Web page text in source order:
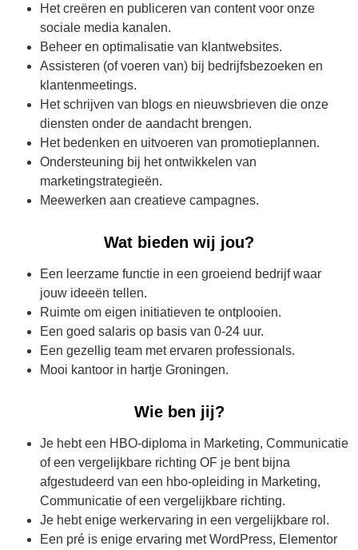
Het creëren en publiceren van content voor onze
sociale media kanalen.
Beheer en optimalisatie van klantwebsites.
Assisteren (of voeren van) bij bedrijfsbezoeken en
klantenmeetings.
Het schrijven van blogs en nieuwsbrieven die onze
diensten onder de aandacht brengen.
Het bedenken en uitvoeren van promotieplannen.
Ondersteuning bij het ontwikkelen van
marketingstrategieën.
Meewerken aan creatieve campagnes.
Wat bieden wij jou?
Een leerzame functie in een groeiend bedrijf waar
jouw ideeën tellen.
Ruimte om eigen initiatieven te ontplooien.
Een goed salaris op basis van 0-24 uur.
Een gezellig team met ervaren professionals.
Mooi kantoor in hartje Groningen.
Wie ben jij?
Je hebt een HBO-diploma in Marketing, Communicatie
of een vergelijkbare richting OF je bent bijna
afgestudeerd van een hbo-opleiding in Marketing,
Communicatie of een vergelijkbare richting.
Je hebt enige werkervaring in een vergelijkbare rol.
Een pré is enige ervaring met WordPress, Elementor